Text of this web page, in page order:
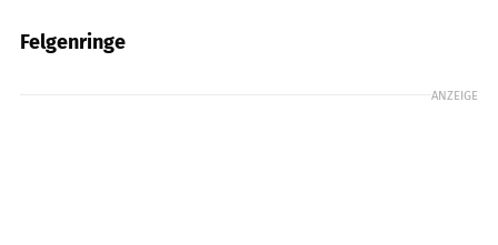
Felgenringe
ANZEIGE